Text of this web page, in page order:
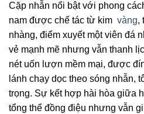
Cặp nhẫn nổi bật với phong
nam được chế tác từ kim vàng,
nhàng, điểm xuyết một viên đá
vẻ mạnh mẽ nhưng vẫn thanh
nét uốn lượn mềm mại, được
lánh chạy dọc theo sóng nhẫn,
trọng. Sự kết hợp hài hòa giữa
tổng thể đồng điệu nhưng vẫn